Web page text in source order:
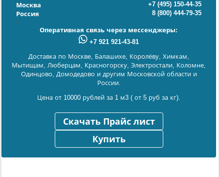
Москва
+7 (495) 150-44-35
Россия
8 (800) 444-79-35
Оперативная связь через мессенджеры:
+7 921 921-43-81
Доставка по Москве, Балашихе, Королёву, Химкам,
Мытищам, Люберцам, Красногорску, Электростали, Коломне,
Одинцово, Домодедово и другим Московской области и
России.
Цена от 10000 рублей за 1 м3 ( от 5 руб за кг).
Скачать Прайс лист
Купить